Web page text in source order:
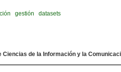
gestión
datasets
Ciencias de la Información y la